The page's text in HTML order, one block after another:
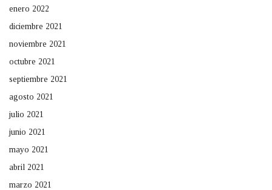
enero 2022
diciembre 2021
noviembre 2021
octubre 2021
septiembre 2021
agosto 2021
julio 2021
junio 2021
mayo 2021
abril 2021
marzo 2021